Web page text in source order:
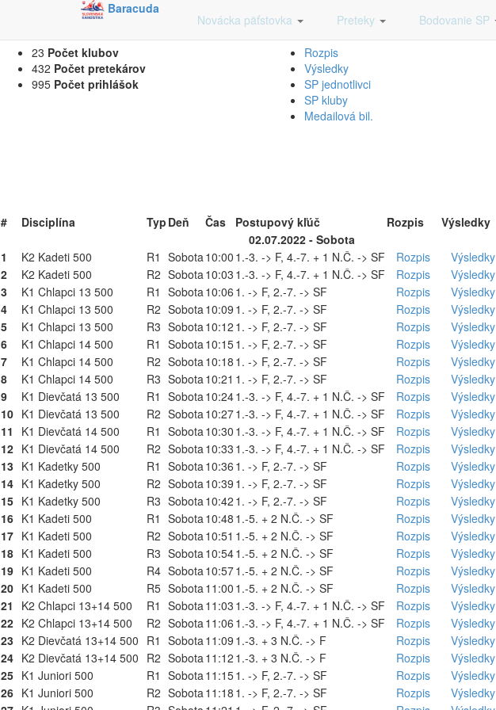
Baracuda
Novácka päťstovka Preteky Bodovanie SP
Časový Harmonogram na Novácka päťstovka
23 Počet klubov
432 Počet pretekárov
995 Počet prihlášok
Rozpis
Výsledky
SP jednotlivci
SP kluby
Medailová bil.
# Disciplína Typ Deň Čas Postupový kľúč Rozpis Výsledky
02.07.2022 - Sobota
1
K2 Kadeti 500 R1 Sobota10:00 1.-3. -> F, 4.-7. + 1 N.Č. -> SF Rozpis
Výsledky
2
K2 Kadeti 500 R2 Sobota10:03 1.-3. -> F, 4.-7. + 1 N.Č. -> SF Rozpis
Výsledky
3
K1 Chlapci 13 500 R1 Sobota10:06 1. -> F, 2.-7. -> SF Rozpis
Výsledky
4
K1 Chlapci 13 500 R2 Sobota10:09 1. -> F, 2.-7. -> SF Rozpis
Výsledky
5
K1 Chlapci 13 500 R3 Sobota10:12 1. -> F, 2.-7. -> SF Rozpis
Výsledky
6
K1 Chlapci 14 500 R1 Sobota10:151. -> F, 2.-7. -> SF Rozpis
Výsledky
7
K1 Chlapci 14 500 R2 Sobota10:18 1. -> F, 2.-7. -> SF Rozpis
Výsledky
8
K1 Chlapci 14 500 R3 Sobota10:21 1. -> F, 2.-7. -> SF Rozpis
Výsledky
9
K1 Dievčatá 13 500 R1 Sobota10:241.-3. -> F, 4.-7. + 1 N.Č. -> SF Rozpis
Výsledky
10 K1 Dievčatá 13 500 R2 Sobota10:271.-3. -> F, 4.-7. + 1 N.Č. -> SF Rozpis
Výsledky
11
K1 Dievčatá 14 500 R1 Sobota10:30 1.-3. -> F, 4.-7. + 1 N.Č. -> SF Rozpis
Výsledky
12 K1 Dievčatá 14 500 R2 Sobota10:33 1.-3. -> F, 4.-7. + 1 N.Č. -> SF Rozpis
Výsledky
13 K1 Kadetky 500 R1 Sobota10:36 1. -> F, 2.-7. -> SF Rozpis
Výsledky
14 K1 Kadetky 500 R2 Sobota10:39 1. -> F, 2.-7. -> SF Rozpis
Výsledky
15 K1 Kadetky 500 R3 Sobota10:42 1. -> F, 2.-7. -> SF Rozpis
Výsledky
16 K1 Kadeti 500 R1 Sobota10:48 1.-5. + 2 N.Č. -> SF Rozpis
Výsledky
17 K1 Kadeti 500 R2 Sobota10:51 1.-5. + 2 N.Č. -> SF Rozpis
Výsledky
18 K1 Kadeti 500 R3 Sobota10:541.-5. + 2 N.Č. -> SF Rozpis
Výsledky
19 K1 Kadeti 500 R4 Sobota10:571.-5. + 2 N.Č. -> SF Rozpis
Výsledky
20 K1 Kadeti 500 R5 Sobota11:00 1.-5. + 2 N.Č. -> SF Rozpis
Výsledky
21
K2 Chlapci 13+14 500 R1 Sobota11:03 1.-3. -> F, 4.-7. + 1 N.Č. -> SF Rozpis
Výsledky
22 K2 Chlapci 13+14 500 R2 Sobota11:06 1.-3. -> F, 4.-7. + 1 N.Č. -> SF Rozpis
Výsledky
23 K2 Dievčatá 13+14 500 R1 Sobota11:09 1.-3. + 3 N.Č. -> F Rozpis
Výsledky
24 K2 Dievčatá 13+14 500 R2 Sobota11:12 1.-3. + 3 N.Č. -> F Rozpis
Výsledky
25 K1 Juniori 500 R1 Sobota11:151. -> F, 2.-7. -> SF Rozpis
Výsledky
26 K1 Juniori 500 R2 Sobota11:18 1. -> F, 2.-7. -> SF Rozpis
Výsledky